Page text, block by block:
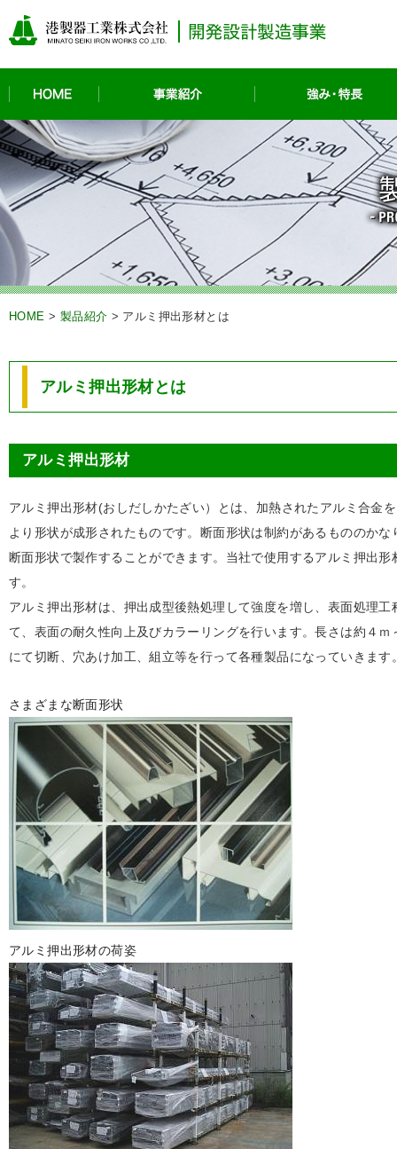
HOME > 製品紹介 > アルミ押出形材とは
アルミ押出形材とは
アルミ押出形材
アルミ押出形材(おしだしかたざい）とは、加熱されたアルミ合金
より形状が成形されたものです。断面形状は制約があるもののか
断面形状で製作することができます。当社で使用するアルミ押出
す。
アルミ押出形材は、押出成型後熱処理して強度を増し、表面処理
て、表面の耐久性向上及びカラーリングを行います。長さは約４
にて切断、穴あけ加工、組立等を行って各種製品になっていきます
さまざまな断面形状
アルミ押出形材の荷姿